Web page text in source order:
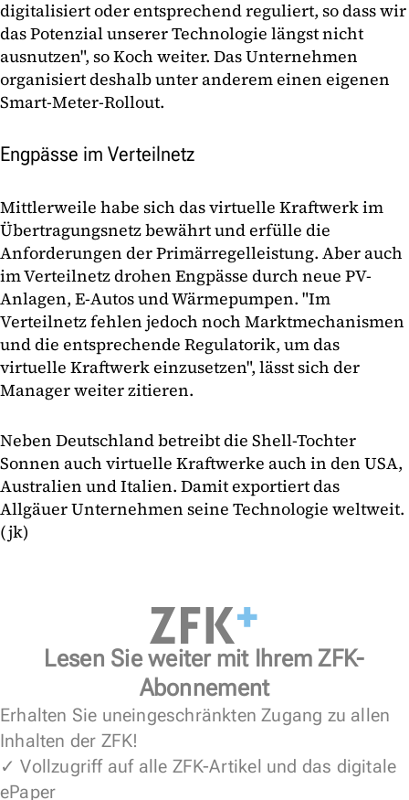
digitalisiert oder entsprechend reguliert, so dass wir
das Potenzial unserer Technologie längst nicht
ausnutzen", so Koch weiter. Das Unternehmen
organisiert deshalb unter anderem einen eigenen
Smart-Meter-Rollout.
Engpässe im Verteilnetz
Mittlerweile habe sich das virtuelle Kraftwerk im
Übertragungsnetz bewährt und erfülle die
Anforderungen der Primärregelleistung. Aber auch
im Verteilnetz drohen Engpässe durch neue PV-
Anlagen, E-Autos und Wärmepumpen. "Im
Verteilnetz fehlen jedoch noch Marktmechanismen
und die entsprechende Regulatorik, um das
virtuelle Kraftwerk einzusetzen", lässt sich der
Manager weiter zitieren.
Neben Deutschland betreibt die Shell-Tochter
Sonnen auch virtuelle Kraftwerke auch in den USA,
Australien und Italien. Damit exportiert das
Allgäuer Unternehmen seine Technologie weltweit.
(jk)
Lesen Sie weiter mit Ihrem ZFK-
Abonnement
Erhalten Sie uneingeschränkten Zugang zu allen
Inhalten der ZFK!
✓ Vollzugriff auf alle ZFK-Artikel und das digitale
ePaper